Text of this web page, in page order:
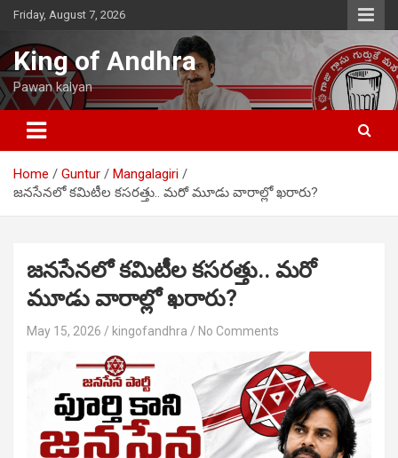
Skip
content
Friday, August 7, 2026
King of Andhra
Pawan kalyan
Home Guntur
Mangalagiri
జనసేనలో కమిటీల కసరత్తు.. మరో మూడు వారాల్లో ఖరారు?
జనసేనలో కమిటీల కసరత్తు.. మరో
మూడు వారాల్లో ఖరారు?
May 15, 2026 kingofandhra No Comments